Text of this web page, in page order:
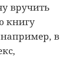
вручить
книгу
в